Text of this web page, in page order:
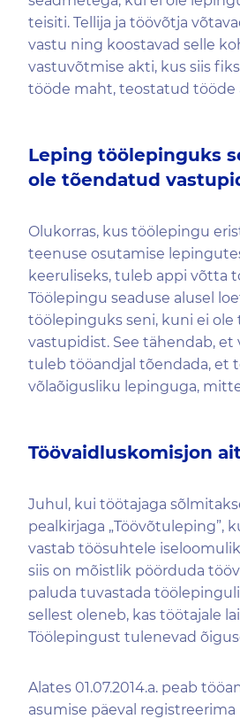
teisiti. Tellija ja töövõtja
vastu ning koostavad selle
vastuvõtmise akti, kus siis
tööde maht, teostatud tööde
Leping töölepinguks
ole tõendatud
Olukorras, kus töölepingu
teenuse osutamise
keeruliseks, tuleb appi võtta
Töölepingu seaduse alusel
töölepinguks seni, kuni ei
vastupidist. See tähendab, et
tuleb tööandjal tõendada, et
võlaõigusliku lepinguga,
Töövaidluskomisjon
Juhul, kui töötajaga
pealkirjaga „Töövõtuleping”,
vastab töösuhtele
siis on mõistlik pöörduda
paluda tuvastada
sellest oleneb, kas töötajale
Töölepingust tulenevad
Alates 01.07.2014.a. peab
asumise päeval